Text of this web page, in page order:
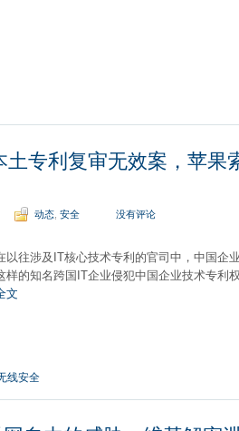
土专利复审无效案，苹果
动态 安全 没有评论
以往涉及IT核心技术专利的官司中，中国企
样的知名跨国IT企业侵犯中国企业技术专利
文
线安全